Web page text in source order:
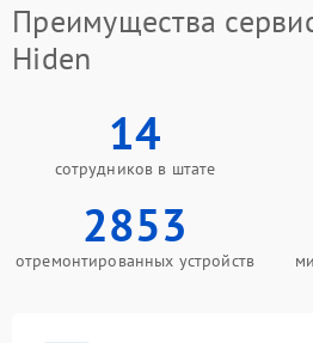
Преимущества
Hiden
14
сотрудников в штате
2853
отремонтированных устройств